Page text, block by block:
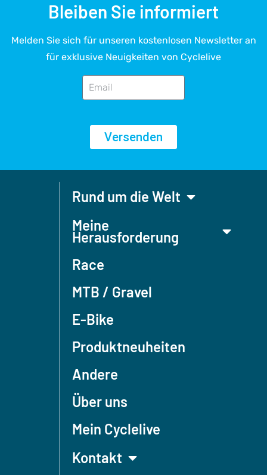
Bleiben Sie informiert
Melden Sie sich für unseren kostenlosen Newsletter an
für exklusive Neuigkeiten von Cyclelive
Versenden
Rund um die Welt
Meine
Herausforderung
Race
MTB / Gravel
E-Bike
Produktneuheiten
Andere
Über uns
Mein Cyclelive
Kontakt